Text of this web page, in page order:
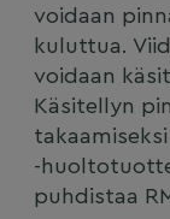
voidaan
kuluttua.
voidaan
Käsitellyn
-
puhdistaa